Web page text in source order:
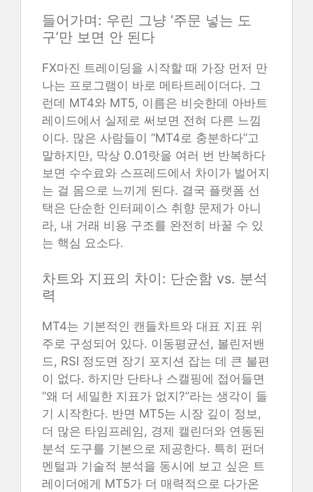
들어가며: 우린 그냥 ‘주문 넣는 도
구’만 보면 안 된다
FX마진 트레이딩을 시작할 때 가장 먼저 만
나는 프로그램이 바로 메타트레이더다. 그
런데 MT4와 MT5, 이름은 비슷한데 아바트
레이드에서 실제로 써보면 전혀 다른 느낌
이다. 많은 사람들이 “MT4로 충분하다”고
말하지만, 막상 0.01랏을 여러 번 반복하다
보면 수수료와 스프레드에서 차이가 벌어지
는 걸 몸으로 느끼게 된다. 결국 플랫폼 선
택은 단순한 인터페이스 취향 문제가 아니
라, 내 거래 비용 구조를 완전히 바꿀 수 있
는 핵심 요소다.
차트와 지표의 차이: 단순함 vs. 분석
력
MT4는 기본적인 캔들차트와 대표 지표 위
주로 구성되어 있다. 이동평균선, 볼린저밴
드, RSI 정도면 장기 포지션 잡는 데 큰 불편
이 없다. 하지만 단타나 스캘핑에 접어들면
“왜 더 세밀한 지표가 없지?”라는 생각이 들
기 시작한다. 반면 MT5는 시장 깊이 정보,
더 많은 타임프레임, 경제 캘린더와 연동된
분석 도구를 기본으로 제공한다. 특히 펀더
멘털과 기술적 분석을 동시에 보고 싶은 트
레이더에게 MT5가 더 매력적으로 다가온